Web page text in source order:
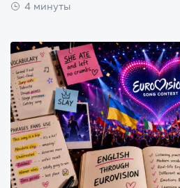
4 минуты